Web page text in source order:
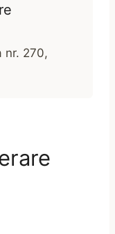
nr. 270,